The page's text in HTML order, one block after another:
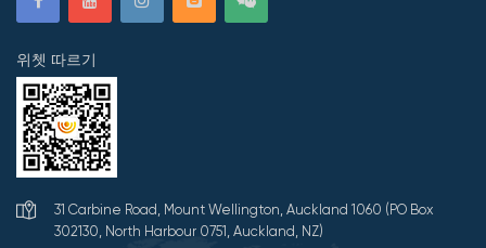
위쳇 따르기
31 Carbine Road, Mount Wellington, Auckland 1060 (PO Box
302130, North Harbour 0751, Auckland, NZ)